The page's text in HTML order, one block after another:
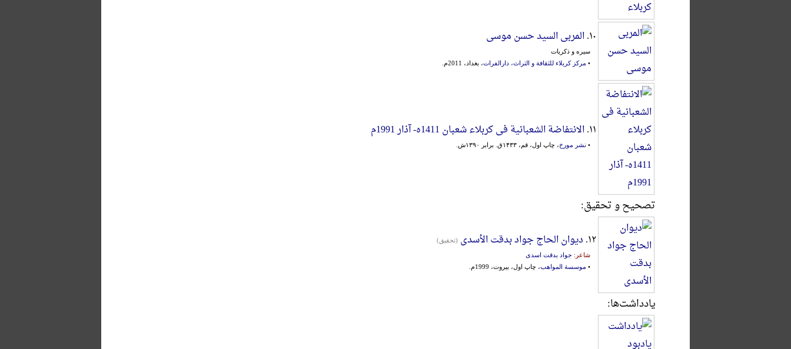
۱۰. المربی السید حسن موسی
سیره و ذکریات
• مرکز کربلاء للثقافة و التراث، دارالفرات، بغداد، 2011م.
۱۱. الانتفاضة الشعبانیة فی کربلاء شعبان 1411ه- آذار 1991م
• نشر مورخ، چاپ اول، قم، ۱۴۳۳ق. برابر ۱۳۹۰ش.
تصحیح و تحقیق:
۱۲. دیوان الحاج جواد بدقت الأسدی (تحقیق)
شاعر: جواد بدقت اسدی
• موسسة المواهب، چاپ اول، بیروت، 1999م.
یادداشت‌ها: